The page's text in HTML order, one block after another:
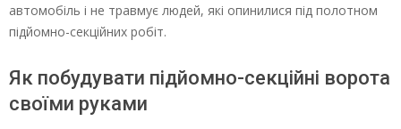
автомобіль і не травмує людей, які опинилися під полотном
підйомно-секційних робіт.
Як побудувати підйомно-секційні ворота
своїми руками